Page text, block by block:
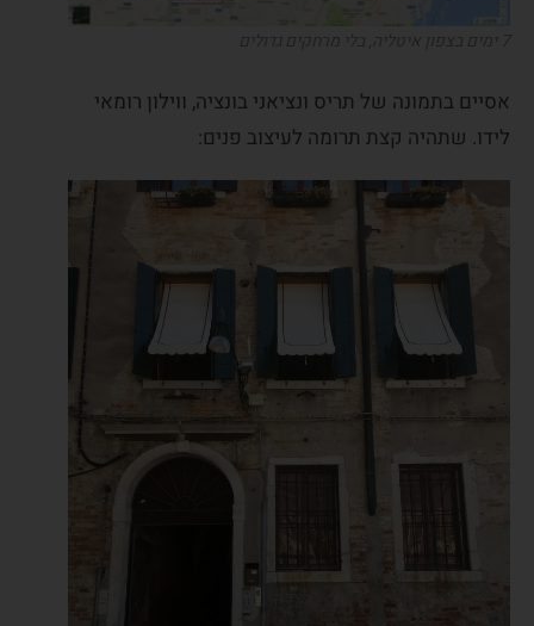
אסיים בתמונה של תריס ונציאני בונציה, ווילון רומאי
לידו. שתהיה קצת תרומה לעיצוב פנים: